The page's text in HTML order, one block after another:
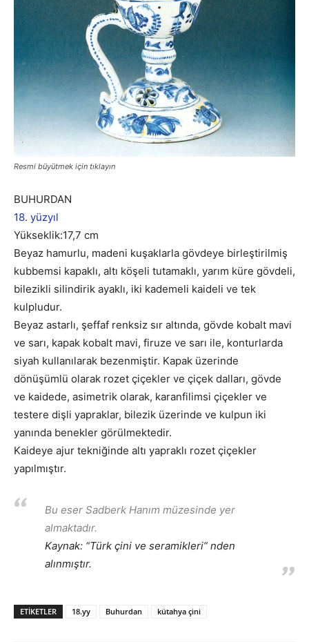
Resmi büyütmek için tıklayın
BUHURDAN
18. yüzyıl
Yükseklik:17,7 cm
Beyaz hamurlu, madeni kuşaklarla gövdeye birleştirilmiş
kubbemsi kapaklı, altı köşeli tutamaklı, yarım küre gövdeli,
bilezikli silindirik ayaklı, iki kademeli kaideli ve tek
kulpludur.
Beyaz astarlı, şeffaf renksiz sır altında, gövde kobalt mavi
ve sarı, kapak kobalt mavi, firuze ve sarı ile, konturlarda
siyah kullanılarak bezenmiştir. Kapak üzerinde
dönüşümlü olarak rozet çiçekler ve çiçek dalları, gövde
ve kaidede, asimetrik olarak, karanfilimsi çiçekler ve
testere dişli yapraklar, bilezik üzerinde ve kulpun iki
yanında benekler görülmektedir.
Kaideye ajur tekniğinde altı yapraklı rozet çiçekler
yapılmıştır.
Bu eser Sadberk Hanım müzesinde yer
almaktadır.
Kaynak: “Türk çini ve seramikleri” nden
alınmıştır.
ETIKETLER 18.yy Buhurdan kütahya çini